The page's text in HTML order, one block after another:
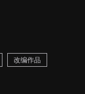
改编作品